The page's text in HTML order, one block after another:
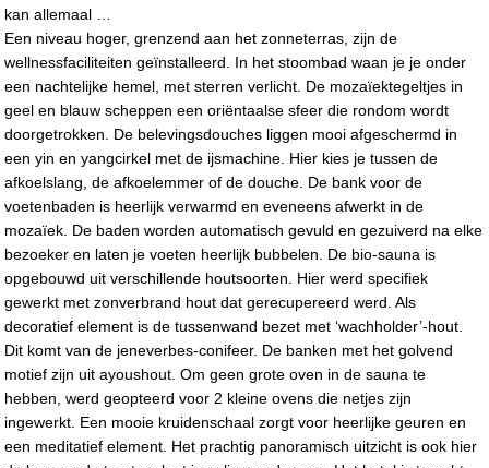
kan allemaal …
Een niveau hoger, grenzend aan het zonneterras, zijn de
wellnessfaciliteiten geïnstalleerd. In het stoombad waan je je onder
een nachtelijke hemel, met sterren verlicht. De mozaïektegeltjes in
geel en blauw scheppen een oriëntaalse sfeer die rondom wordt
doorgetrokken. De belevingsdouches liggen mooi afgeschermd in
een yin en yangcirkel met de ijsmachine. Hier kies je tussen de
afkoelslang, de afkoelemmer of de douche. De bank voor de
voetenbaden is heerlijk verwarmd en eveneens afwerkt in de
mozaïek. De baden worden automatisch gevuld en gezuiverd na elke
bezoeker en laten je voeten heerlijk bubbelen. De bio-sauna is
opgebouwd uit verschillende houtsoorten. Hier werd specifiek
gewerkt met zonverbrand hout dat gerecupereerd werd. Als
decoratief element is de tussenwand bezet met ‘wachholder’-hout.
Dit komt van de jeneverbes-conifeer. De banken met het golvend
motief zijn uit ayoushout. Om geen grote oven in de sauna te
hebben, werd geopteerd voor 2 kleine ovens die netjes zijn
ingewerkt. Een mooie kruidenschaal zorgt voor heerlijke geuren en
een meditatief element. Het prachtig panoramisch uitzicht is ook hier